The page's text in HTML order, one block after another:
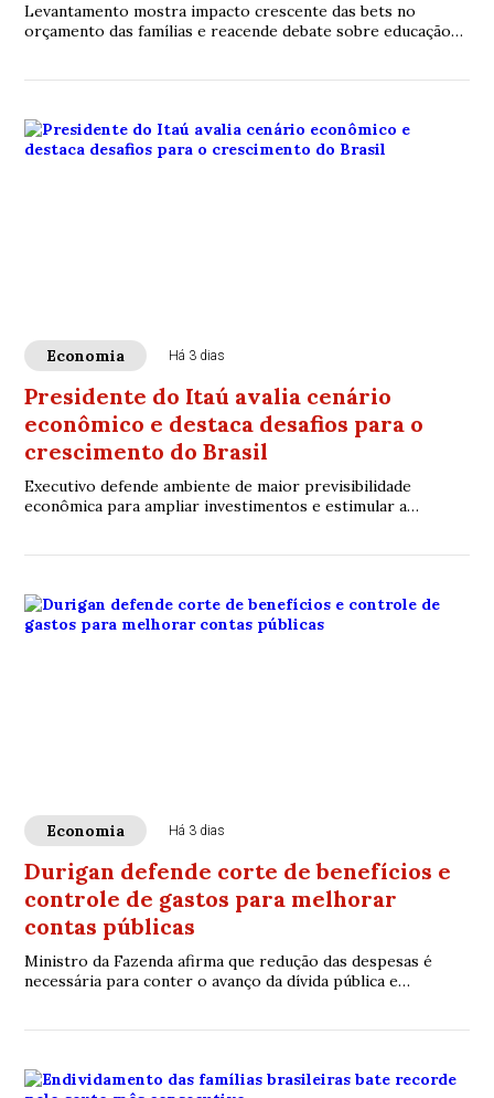
Levantamento mostra impacto crescente das bets no
orçamento das famílias e reacende debate sobre educação
Economia Há 3 dias
Presidente do Itaú avalia cenário
econômico e destaca desafios para o
crescimento do Brasil
Executivo defende ambiente de maior previsibilidade
econômica para ampliar investimentos e estimular a
Economia Há 3 dias
Durigan defende corte de benefícios e
controle de gastos para melhorar
contas públicas
Ministro da Fazenda afirma que redução das despesas é
necessária para conter o avanço da dívida pública e